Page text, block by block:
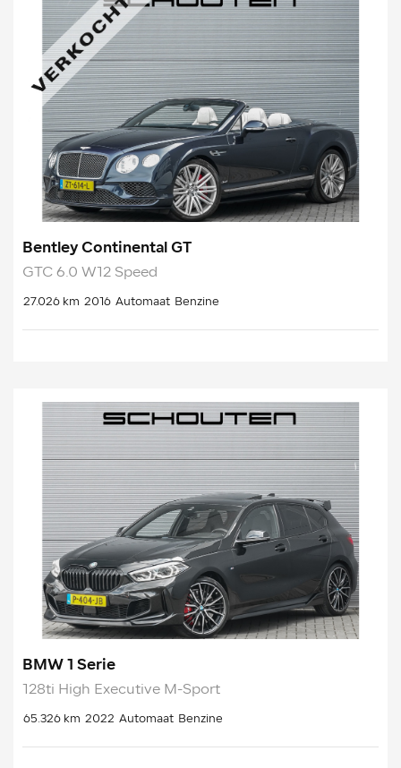
Bentley Continental GT
GTC 6.0 W12 Speed
27.026 km 2016 Automaat Benzine
BMW 1 Serie
128ti High Executive M-Sport
65.326 km 2022 Automaat Benzine